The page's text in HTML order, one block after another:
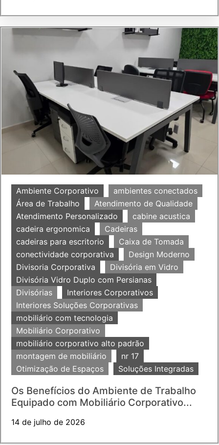
Ambiente Corporativo
ambientes conectados
Área de Trabalho
Atendimento de Qualidade
Atendimento Personalizado
cabine acustica
cadeira ergonomica
Cadeiras
cadeiras para escritorio
Caixa de Tomada
conectividade corporativa
Design Moderno
Divisoria Corporativa
Divisória em Vidro
Divisória Vidro Duplo com Persianas
Divisórias
Interiores Corporativos
Interiores Soluções Corporativas
mobiliário com tecnologia
Mobiliário Corporativo
mobiliário corporativo alto padrão
montagem de mobiliário
nr 17
Otimização de Espaços
Soluções Integradas
Os Benefícios do Ambiente de Trabalho
Equipado com Mobiliário Corporativo...
14 de julho de 2026